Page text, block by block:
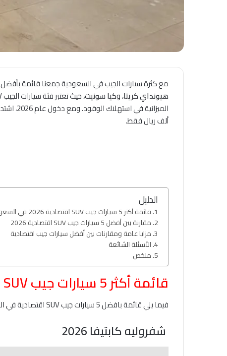
مع كثرة سيارات الجيب في السعودية جمعنا قائمة بأفضل 5 سيارات جيب SUV اقتصادية في السعودية لعام 2026 والتي هي:
هيونداي كريتا، وكيا سونيت،
ألف ريال فقط.
الدليل
قائمة أكثر 5 سيارات جيب SUV اقتصادية 2026 في السعودية
مقارنة بين أفضل 5 سيارات جيب SUV اقتصادية 2026
مزايا عامة ومقارنات بين أفضل سيارات جيب اقتصادية
الأسئلة الشائعة
ملخص
قائمة أكثر 5 سيارات جيب SUV اقتصادية 2026 في السعودية
فيما يلي قائمة بافضل 5 سيارات جيب SUV اقتصادية في السعودية لعام 2026 مع أبرز المواصفات المميزة لها والسعر التقريبي لها:
شفروليه كابتيفا 2026